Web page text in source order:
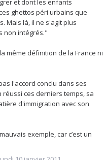
et dont les enfants
ghettos péri urbains que
Mais là, il ne s'agit plus
non intégrés."
même définition de la France ni
l'accord conclu dans ses
ces derniers temps, sa
d'immigration avec son
exemple, car c’est un